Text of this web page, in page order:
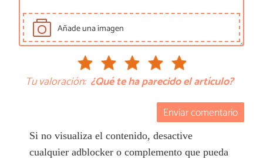
Añade una imagen
Tu valoración: ¿Qué te ha parecido el artículo?
Enviar comentario
Si no visualiza el contenido, desactive
cualquier adblocker o complemento que pueda